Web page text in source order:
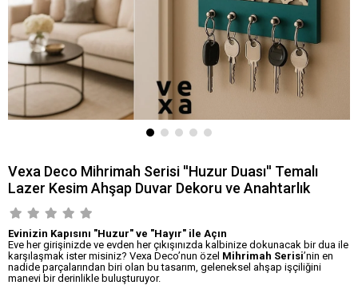
Vexa Deco Mihrimah Serisi ''Huzur Duası'' Temalı
Lazer Kesim Ahşap Duvar Dekoru ve Anahtarlık
Evinizin Kapısını "Huzur" ve "Hayır" ile Açın
Eve her girişinizde ve evden her çıkışınızda kalbinize dokunacak bir dua ile
karşılaşmak ister misiniz? Vexa Deco’nun özel Mihrimah Serisi’nin en
nadide parçalarından biri olan bu tasarım, geleneksel ahşap işçiliğini
manevi bir derinlikle buluşturuyor.